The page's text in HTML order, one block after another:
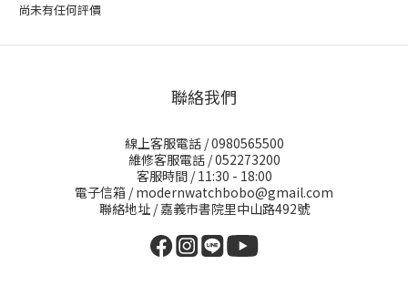
尚未有任何評價
聯絡我們
線上客服電話 / 0980565500
維修客服電話 / 052273200
客服時間 / 11:30 - 18:00
電子信箱 / modernwatchbobo@gmail.com
聯絡地址 / 嘉義市書院里中山路492號